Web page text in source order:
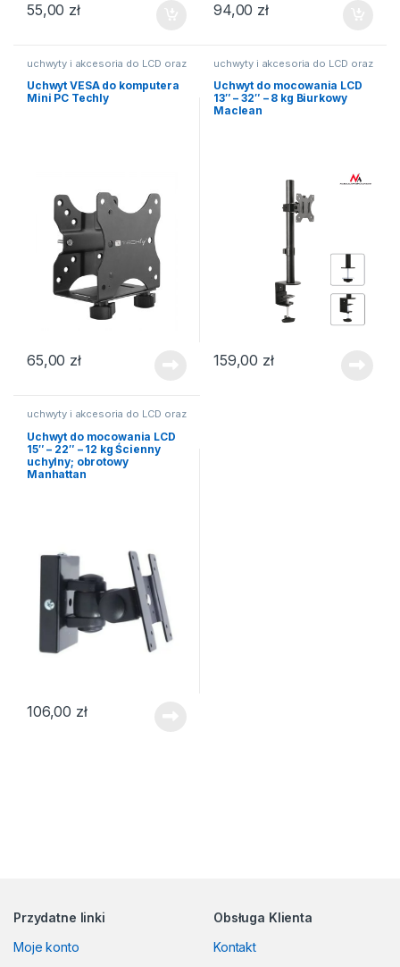
55,00 zł 94,00 zł
uchwyty i akcesoria do LCD oraz
Uchwyt VESA do komputera
Mini PC Techly
65,00 zł
uchwyty i akcesoria do LCD oraz
Uchwyt do mocowania LCD
13″ – 32″ – 8 kg Biurkowy
Maclean
159,00 zł
uchwyty i akcesoria do LCD oraz
Uchwyt do mocowania LCD
15″ – 22″ – 12 kg Ścienny
uchylny; obrotowy
Manhattan
106,00 zł
Przydatne linki
Moje konto
Obsługa Klienta
Kontakt